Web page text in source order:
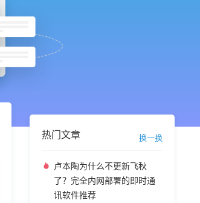
热门文章 换一换
卢本陶为什么不更新飞秋
了？完全内网部署的即时通
讯软件推荐